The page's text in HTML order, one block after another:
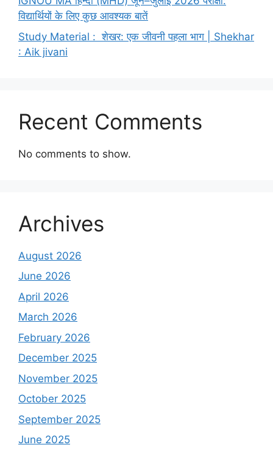
विद्यार्थियों के लिए कुछ आवश्यक बातें
Study Material : शेखर: एक जीवनी पहला भाग | Shekhar
: Aik jivani
Recent Comments
No comments to show.
Archives
August 2026
June 2026
April 2026
March 2026
February 2026
December 2025
November 2025
October 2025
September 2025
June 2025